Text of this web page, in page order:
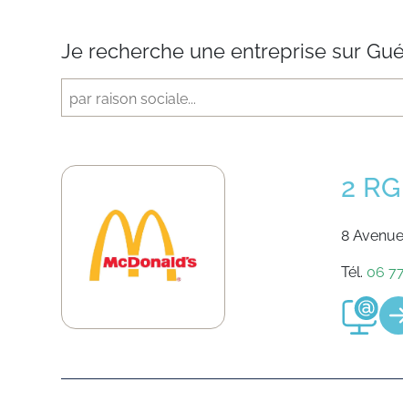
Je recherche une entreprise sur
2
8
Tél. 06